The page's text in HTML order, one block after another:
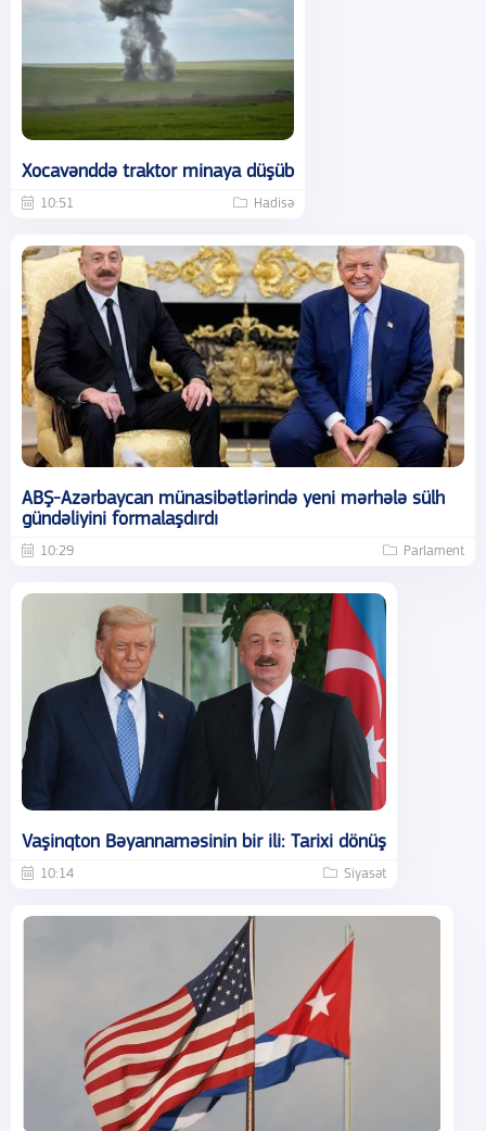
Xocavənddə traktor minaya düşüb
10:51 Hadisə
ABŞ-Azərbaycan münasibətlərində yeni mərhələ sülh
gündəliyini formalaşdırdı
10:29 Parlament
Vaşinqton Bəyannaməsinin bir ili: Tarixi dönüş
10:14 Siyasət